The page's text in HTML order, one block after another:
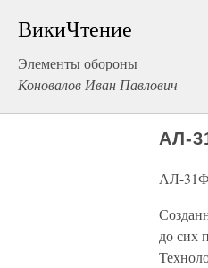
ВикиЧтение
Элементы обороны
Коновалов Иван Павлович
АЛ-
АЛ-31Ф
до сих